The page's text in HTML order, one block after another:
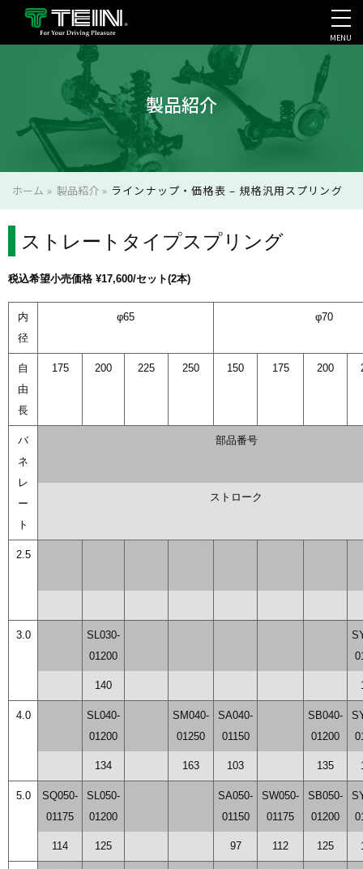
会社案内・採用・IR
MENU
製品紹介
ホーム » 製品紹介» ラインナップ・価格表 – 規格汎用スプリング
ストレートタイプスプリング
税込希望小売価格 ¥17,600/セット(2本)
内
径
φ65 φ70
自
由
長
175 200 225 250 150 175 200
バ
ネ
レ
ー
ト
部品番号
ストローク
2.5
3.0
SL030-
01200
140
4.0
SL040-
01200
SM040-
01250
SA040-
01150
SB040-
01200
134 163 103 135
5.0
SQ050-
01175
SL050-
01200
SA050-
01150
SW050-
01175
SB050-
01200
114 125 97 112 125